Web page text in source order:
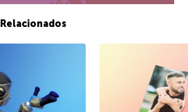
Relacionados